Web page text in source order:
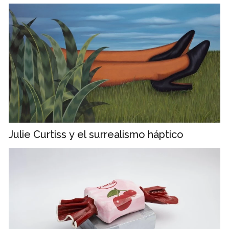
Julie Curtiss y el surrealismo háptico